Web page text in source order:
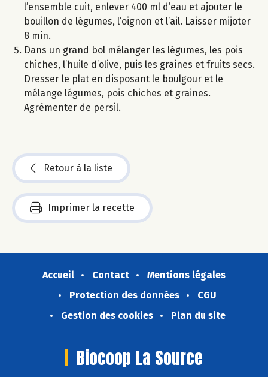
l’ensemble cuit, enlever 400 ml d’eau et ajouter le
bouillon de légumes, l’oignon et l’ail. Laisser mijoter
8 min.
Dans un grand bol mélanger les légumes, les pois
chiches, l’huile d’olive, puis les graines et fruits secs.
Dresser le plat en disposant le boulgour et le
mélange légumes, pois chiches et graines.
Agrémenter de persil.
Retour à la liste
Imprimer la recette
Accueil Contact
Mentions légales
Protection des données
CGU
Gestion des cookies
Plan du site
Biocoop La Source